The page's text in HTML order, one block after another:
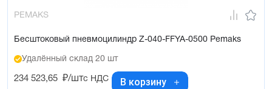
PEMAKS
Бесштоковый пневмоцилиндр Z-040-FFYA-0500 Pemaks
Удалённый склад 20 шт
234 523,65 ₽/штс НДС В корзину